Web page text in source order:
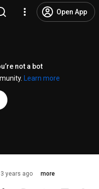
Open App
not a bot
Learn more
years ago more